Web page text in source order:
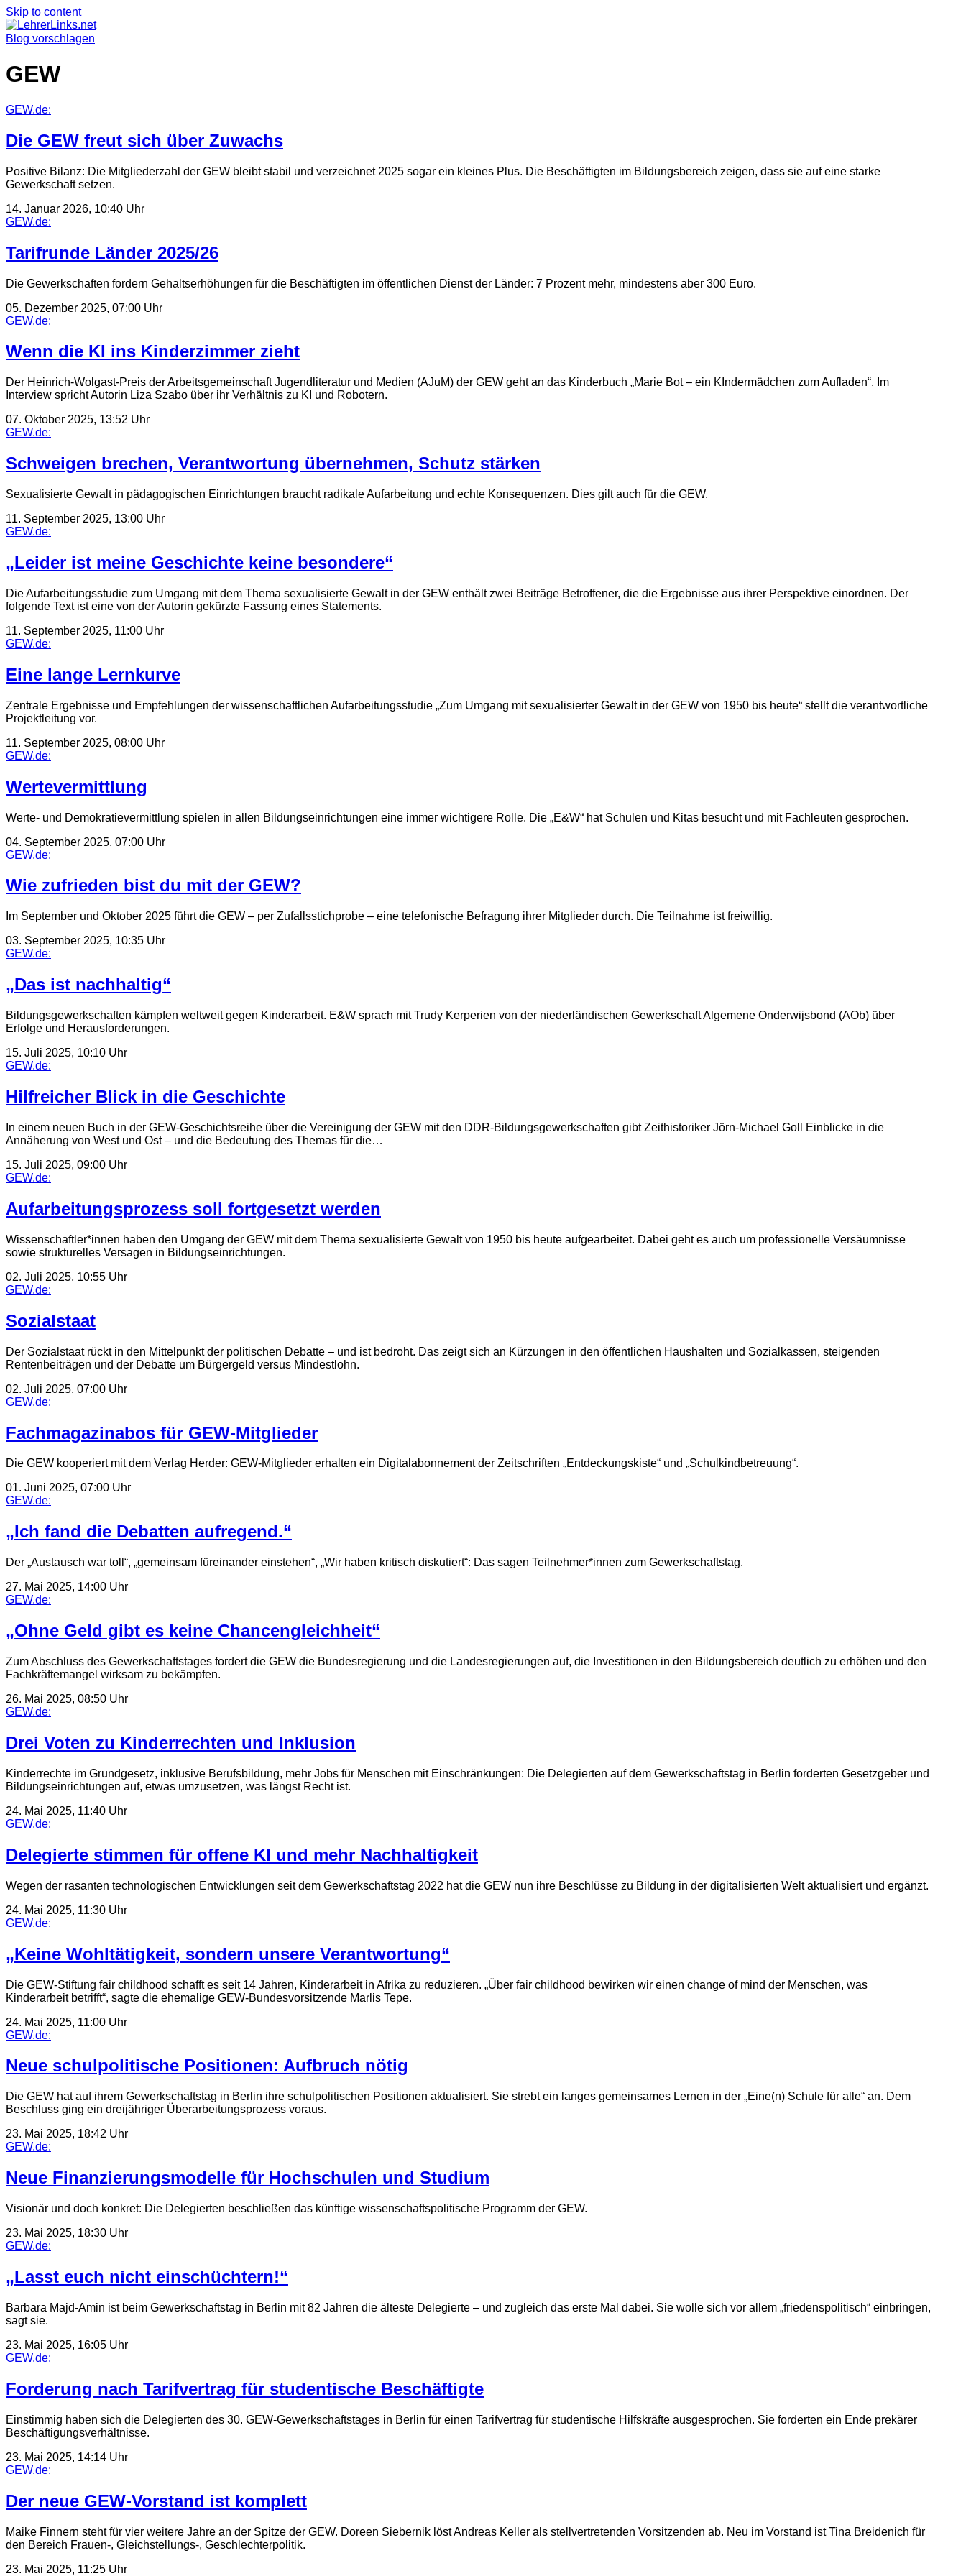
Skip to content
Blog vorschlagen
GEW
GEW.de:
Die GEW freut sich über Zuwachs
Positive Bilanz: Die Mitgliederzahl der GEW bleibt stabil und verzeichnet 2025 sogar ein kleines Plus. Die Beschäftigten im Bildungsbereich zeigen, dass sie auf eine starke
Gewerkschaft setzen.
14. Januar 2026, 10:40 Uhr
GEW.de:
Tarifrunde Länder 2025/26
Die Gewerkschaften fordern Gehaltserhöhungen für die Beschäftigten im öffentlichen Dienst der Länder: 7 Prozent mehr, mindestens aber 300 Euro.
05. Dezember 2025, 07:00 Uhr
GEW.de:
Wenn die KI ins Kinderzimmer zieht
Der Heinrich-Wolgast-Preis der Arbeitsgemeinschaft Jugendliteratur und Medien (AJuM) der GEW geht an das Kinderbuch „Marie Bot – ein KIndermädchen zum Aufladen“. Im
Interview spricht Autorin Liza Szabo über ihr Verhältnis zu KI und Robotern.
07. Oktober 2025, 13:52 Uhr
GEW.de:
Schweigen brechen, Verantwortung übernehmen, Schutz stärken
Sexualisierte Gewalt in pädagogischen Einrichtungen braucht radikale Aufarbeitung und echte Konsequenzen. Dies gilt auch für die GEW.
11. September 2025, 13:00 Uhr
GEW.de:
„Leider ist meine Geschichte keine besondere“
Die Aufarbeitungsstudie zum Umgang mit dem Thema sexualisierte Gewalt in der GEW enthält zwei Beiträge Betroffener, die die Ergebnisse aus ihrer Perspektive einordnen. Der
folgende Text ist eine von der Autorin gekürzte Fassung eines Statements.
11. September 2025, 11:00 Uhr
GEW.de:
Eine lange Lernkurve
Zentrale Ergebnisse und Empfehlungen der wissenschaftlichen Aufarbeitungsstudie „Zum Umgang mit sexualisierter Gewalt in der GEW von 1950 bis heute“ stellt die verantwortliche
Projektleitung vor.
11. September 2025, 08:00 Uhr
GEW.de:
Wertevermittlung
Werte- und Demokratievermittlung spielen in allen Bildungseinrichtungen eine immer wichtigere Rolle. Die „E&W“ hat Schulen und Kitas besucht und mit Fachleuten gesprochen.
04. September 2025, 07:00 Uhr
GEW.de:
Wie zufrieden bist du mit der GEW?
Im September und Oktober 2025 führt die GEW – per Zufallsstichprobe – eine telefonische Befragung ihrer Mitglieder durch. Die Teilnahme ist freiwillig.
03. September 2025, 10:35 Uhr
GEW.de:
„Das ist nachhaltig“
Bildungsgewerkschaften kämpfen weltweit gegen Kinderarbeit. E&W sprach mit Trudy Kerperien von der niederländischen Gewerkschaft Algemene Onderwijsbond (AOb) über
Erfolge und Herausforderungen.
15. Juli 2025, 10:10 Uhr
GEW.de:
Hilfreicher Blick in die Geschichte
In einem neuen Buch in der GEW-Geschichtsreihe über die Vereinigung der GEW mit den DDR-Bildungsgewerkschaften gibt Zeithistoriker Jörn-Michael Goll Einblicke in die
Annäherung von West und Ost – und die Bedeutung des Themas für die…
15. Juli 2025, 09:00 Uhr
GEW.de:
Aufarbeitungsprozess soll fortgesetzt werden
Wissenschaftler*innen haben den Umgang der GEW mit dem Thema sexualisierte Gewalt von 1950 bis heute aufgearbeitet. Dabei geht es auch um professionelle Versäumnisse
sowie strukturelles Versagen in Bildungseinrichtungen.
02. Juli 2025, 10:55 Uhr
GEW.de:
Sozialstaat
Der Sozialstaat rückt in den Mittelpunkt der politischen Debatte – und ist bedroht. Das zeigt sich an Kürzungen in den öffentlichen Haushalten und Sozialkassen, steigenden
Rentenbeiträgen und der Debatte um Bürgergeld versus Mindestlohn.
02. Juli 2025, 07:00 Uhr
GEW.de:
Fachmagazinabos für GEW-Mitglieder
Die GEW kooperiert mit dem Verlag Herder: GEW-Mitglieder erhalten ein Digitalabonnement der Zeitschriften „Entdeckungskiste“ und „Schulkindbetreuung“.
01. Juni 2025, 07:00 Uhr
GEW.de:
„Ich fand die Debatten aufregend.“
Der „Austausch war toll“, „gemeinsam füreinander einstehen“, „Wir haben kritisch diskutiert“: Das sagen Teilnehmer*innen zum Gewerkschaftstag.
27. Mai 2025, 14:00 Uhr
GEW.de:
„Ohne Geld gibt es keine Chancengleichheit“
Zum Abschluss des Gewerkschaftstages fordert die GEW die Bundesregierung und die Landesregierungen auf, die Investitionen in den Bildungsbereich deutlich zu erhöhen und den
Fachkräftemangel wirksam zu bekämpfen.
26. Mai 2025, 08:50 Uhr
GEW.de:
Drei Voten zu Kinderrechten und Inklusion
Kinderrechte im Grundgesetz, inklusive Berufsbildung, mehr Jobs für Menschen mit Einschränkungen: Die Delegierten auf dem Gewerkschaftstag in Berlin forderten Gesetzgeber und
Bildungseinrichtungen auf, etwas umzusetzen, was längst Recht ist.
24. Mai 2025, 11:40 Uhr
GEW.de:
Delegierte stimmen für offene KI und mehr Nachhaltigkeit
Wegen der rasanten technologischen Entwicklungen seit dem Gewerkschaftstag 2022 hat die GEW nun ihre Beschlüsse zu Bildung in der digitalisierten Welt aktualisiert und ergänzt.
24. Mai 2025, 11:30 Uhr
GEW.de:
„Keine Wohltätigkeit, sondern unsere Verantwortung“
Die GEW-Stiftung fair childhood schafft es seit 14 Jahren, Kinderarbeit in Afrika zu reduzieren. „Über fair childhood bewirken wir einen change of mind der Menschen, was
Kinderarbeit betrifft“, sagte die ehemalige GEW-Bundesvorsitzende Marlis Tepe.
24. Mai 2025, 11:00 Uhr
GEW.de:
Neue schulpolitische Positionen: Aufbruch nötig
Die GEW hat auf ihrem Gewerkschaftstag in Berlin ihre schulpolitischen Positionen aktualisiert. Sie strebt ein langes gemeinsames Lernen in der „Eine(n) Schule für alle“ an. Dem
Beschluss ging ein dreijähriger Überarbeitungsprozess voraus.
23. Mai 2025, 18:42 Uhr
GEW.de:
Neue Finanzierungsmodelle für Hochschulen und Studium
Visionär und doch konkret: Die Delegierten beschließen das künftige wissenschaftspolitische Programm der GEW.
23. Mai 2025, 18:30 Uhr
GEW.de:
„Lasst euch nicht einschüchtern!“
Barbara Majd-Amin ist beim Gewerkschaftstag in Berlin mit 82 Jahren die älteste Delegierte – und zugleich das erste Mal dabei. Sie wolle sich vor allem „friedenspolitisch“ einbringen,
sagt sie.
23. Mai 2025, 16:05 Uhr
GEW.de:
Forderung nach Tarifvertrag für studentische Beschäftigte
Einstimmig haben sich die Delegierten des 30. GEW-Gewerkschaftstages in Berlin für einen Tarifvertrag für studentische Hilfskräfte ausgesprochen. Sie forderten ein Ende prekärer
Beschäftigungsverhältnisse.
23. Mai 2025, 14:14 Uhr
GEW.de:
Der neue GEW-Vorstand ist komplett
Maike Finnern steht für vier weitere Jahre an der Spitze der GEW. Doreen Siebernik löst Andreas Keller als stellvertretenden Vorsitzenden ab. Neu im Vorstand ist Tina Breidenich für
den Bereich Frauen-, Gleichstellungs-, Geschlechterpolitik.
23. Mai 2025, 11:25 Uhr